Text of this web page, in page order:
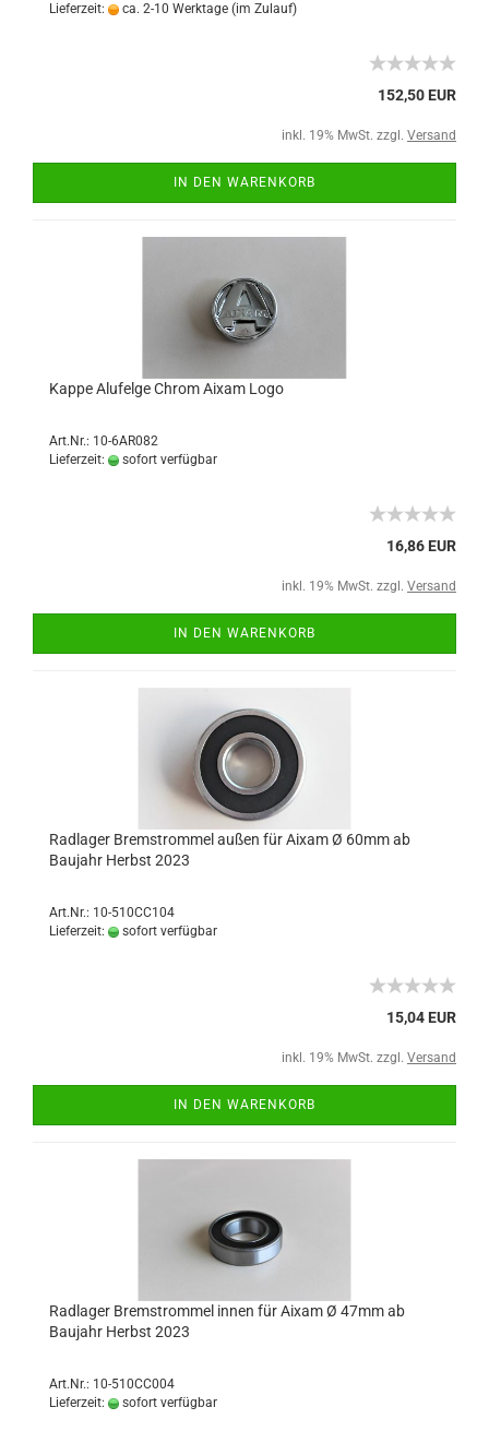
Lieferzeit:
ca. 2-10 Werktage (im Zulauf)
152,50 EUR
inkl. 19% MwSt. zzgl. Versand
IN DEN WARENKORB
Kappe Alufelge Chrom Aixam Logo
Art.Nr.: 10-6AR082
Lieferzeit:
sofort verfügbar
16,86 EUR
inkl. 19% MwSt. zzgl. Versand
IN DEN WARENKORB
Radlager Bremstrommel außen für Aixam Ø 60mm ab
Baujahr Herbst 2023
Art.Nr.: 10-510CC104
Lieferzeit:
sofort verfügbar
15,04 EUR
inkl. 19% MwSt. zzgl. Versand
IN DEN WARENKORB
Radlager Bremstrommel innen für Aixam Ø 47mm ab
Baujahr Herbst 2023
Art.Nr.: 10-510CC004
Lieferzeit:
sofort verfügbar